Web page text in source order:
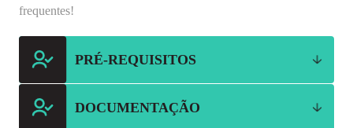
frequentes!
PRÉ-REQUISITOS
DOCUMENTAÇÃO